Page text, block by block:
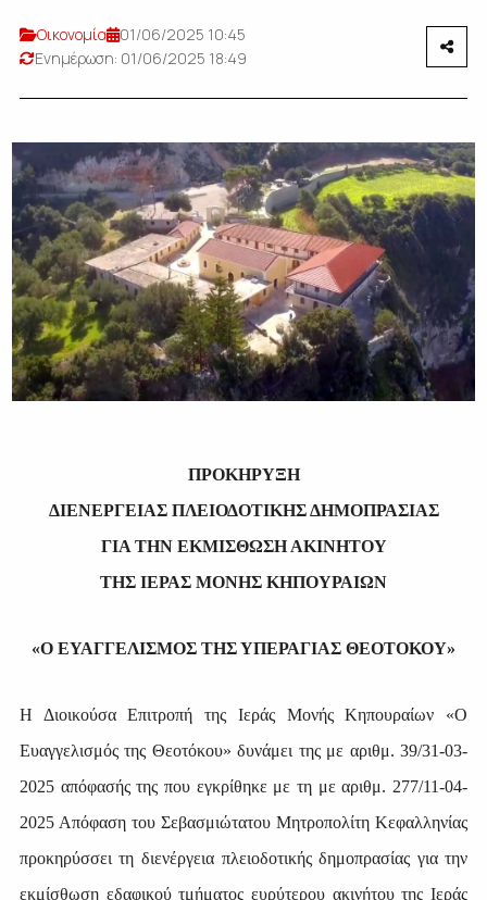
Οικονομία
01/06/2025 10:45
Ενημέρωση: 01/06/2025 18:49
ΠΡΟΚΗΡΥΞΗ
ΔΙΕΝΕΡΓΕΙΑΣ ΠΛΕΙΟΔΟΤΙΚΗΣ ΔΗΜΟΠΡΑΣΙΑΣ
ΓΙΑ ΤΗΝ ΕΚΜΙΣΘΩΣΗ ΑΚΙΝΗΤΟΥ
ΤΗΣ ΙΕΡΑΣ ΜΟΝΗΣ ΚΗΠΟΥΡΑΙΩΝ
«Ο ΕΥΑΓΓΕΛΙΣΜΟΣ ΤΗΣ ΥΠΕΡΑΓΙΑΣ ΘΕΟΤΟΚΟΥ»
Η Διοικούσα Επιτροπή της Ιεράς Μονής Κηπουραίων «Ο
Ευαγγελισμός της Θεοτόκου» δυνάμει της με αριθμ. 39/31-03-
2025 απόφασής της που εγκρίθηκε με τη με αριθμ. 277/11-04-
2025 Απόφαση του Σεβασμιώτατου Μητροπολίτη Κεφαλληνίας
προκηρύσσει τη διενέργεια πλειοδοτικής δημοπρασίας για την
εκμίσθωση εδαφικού τμήματος ευρύτερου ακινήτου της Ιεράς